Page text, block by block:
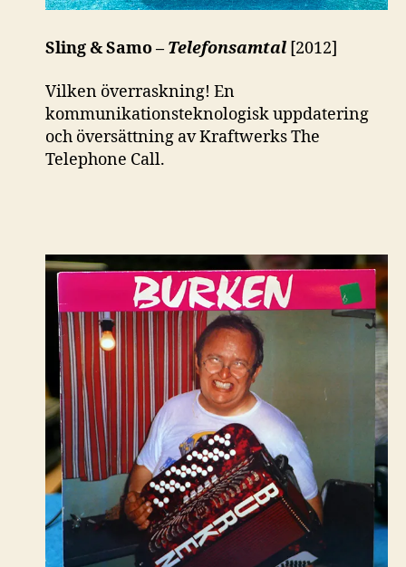
Sling & Samo – Telefonsamtal [2012]
Vilken överraskning! En
kommunikationsteknologisk uppdatering
och översättning av Kraftwerks The
Telephone Call.